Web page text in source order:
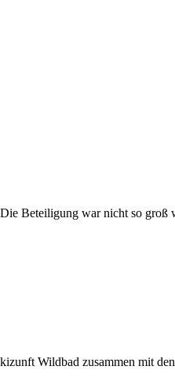
Beteiligung war nicht so
Wildbad zusammen mit